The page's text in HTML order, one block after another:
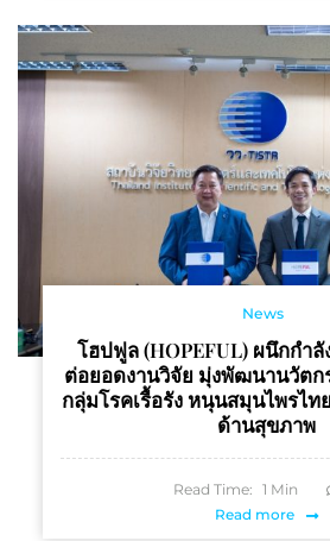
News
โฮปฟูล (HOPEFUL) ผนึกกำลั
ต่อยอดงานวิจัย มุ่งพัฒนานวัตก
กลุ่มโรคเรื้อรัง หนุนสมุนไพรไท
ด้านสุขภาพ
Read Time: 1 Min
Read more